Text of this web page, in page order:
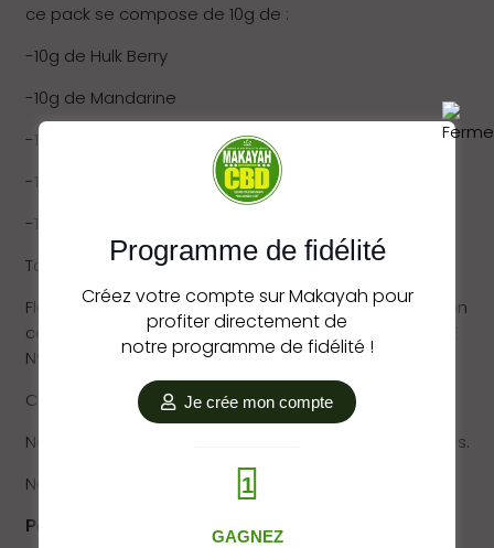
ce pack se compose de 10g de :
-10g de Hulk Berry
-10g de Mandarine
-10g de OG Kush
-10g de Sugar Fruit
-10g de Mix Strain Small Bud
Taux cbd : <15%
Fleur de CBD légal<0,3% THC. Conforme à la législation
communautaire sur le CBD appuyé par règlement UE
N°1308/2013-1307/2013.
Ce produit ne doit pas être fumé.
Ne convient pas aux femmes enceintes ou allaitantes.
Ne pas laisser ce produit à la portée des enfants.
Pour toute commande en gros contactez nous.
Programme de fidélité
Créez votre compte sur Makayah pour
profiter directement de
notre programme de fidélité !
Je crée mon compte
1
GAGNEZ